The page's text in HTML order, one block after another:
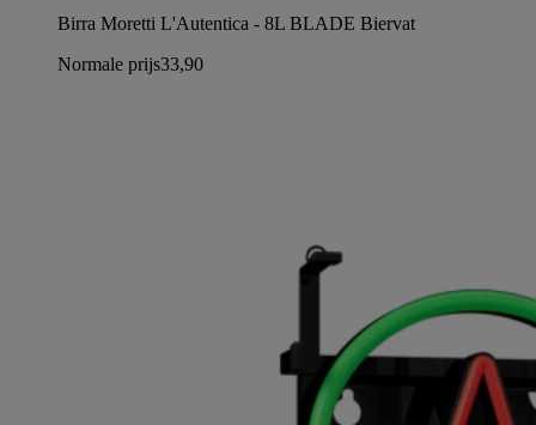
Birra Moretti L'Autentica - 8L BLADE Biervat
Normale prijs33,90